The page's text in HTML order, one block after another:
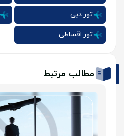
تور دبی
تور اقساطی
مطالب مرتبط